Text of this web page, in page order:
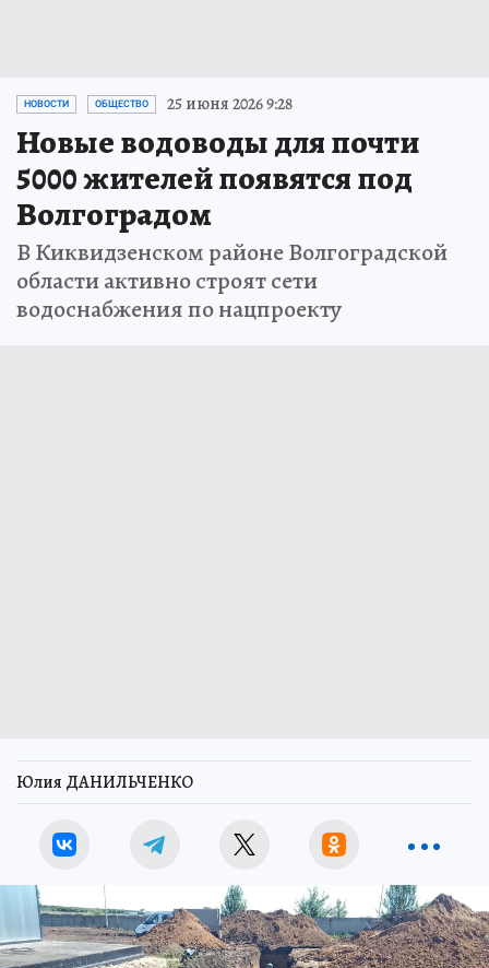
НОВОСТИ ОБЩЕСТВО 25 июня 2026 9:28
Новые водоводы для почти
5000 жителей появятся под
Волгоградом
В Киквидзенском районе Волгоградской
области активно строят сети
водоснабжения по нацпроекту
Юлия ДАНИЛЬЧЕНКО